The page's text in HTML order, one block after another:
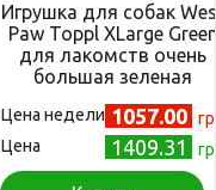
Игрушка для собак West
Paw Toppl XLarge Green
для лакомств очень
большая зеленая
Цена недели 1057.00 грн
Цена
1409.31 грн